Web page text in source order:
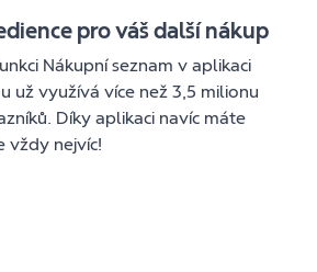
pro váš další nákup
Nákupní seznam v aplikaci
už využívá více než 3,5 milionu
Díky aplikaci navíc máte
vždy nejvíc!